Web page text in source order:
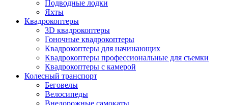
Подводные лодки
Яхты
Квадрокоптеры
3D квадрокоптеры
Гоночные квадрокоптеры
Квадрокоптеры для начинающих
Квадрокоптеры профессиональные для съемки
Квадрокоптеры с камерой
Колесный транспорт
Беговелы
Велосипеды
Внедорожные самокаты